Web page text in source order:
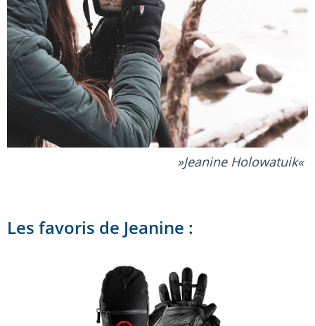
Jeanine Holowatuik
Les favoris de Jeanine :